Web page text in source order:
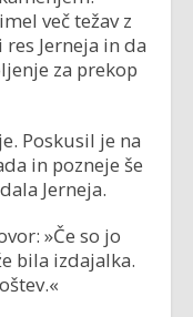
več težav z
Jerneja in da
za prekop
Poskusil je na
in pozneje še
Jerneja.
»Če so jo
bila izdajalka.